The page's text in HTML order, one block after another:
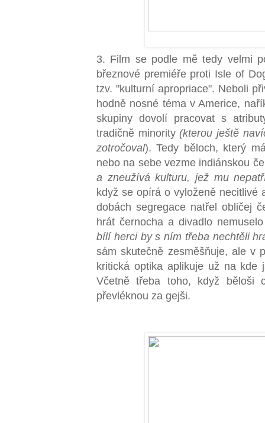
3. Film se podle mě tedy velmi
březnové premiéře proti Isle of
tzv. "kulturní apropriace". Neboli
hodně nosné téma v Americe,
skupiny dovolí pracovat s
tradičně minority (kterou ještě
zotročoval). Tedy běloch, který
nebo na sebe vezme indiánskou
a zneužívá kulturu, jež mu
když se opírá o vyloženě necitlivé
dobách segregace natřel obličej
hrát černocha a divadlo
bílí herci by s ním třeba nechtěli
sám skutečně zesměšňuje, ale v
kritická optika aplikuje už na kde
Včetně třeba toho, když běloši
převléknou za gejši.